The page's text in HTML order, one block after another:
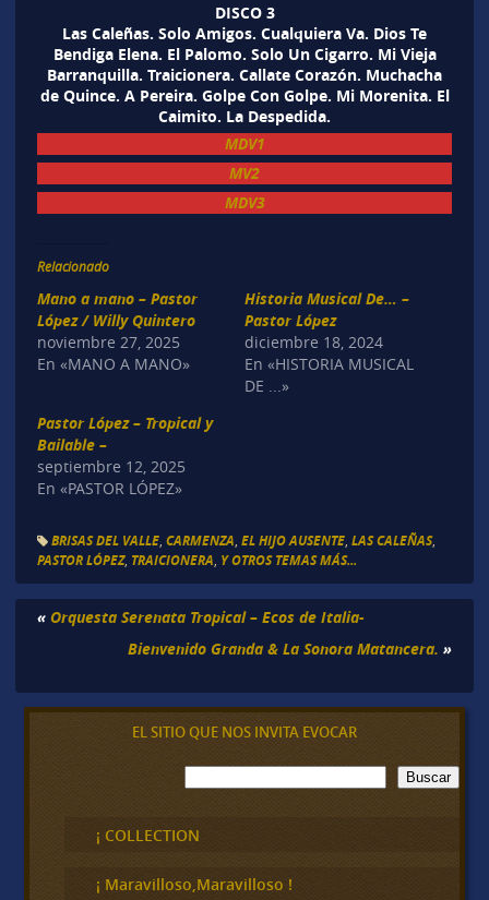
DISCO 3
Las Caleñas. Solo Amigos. Cualquiera Va. Dios Te
Bendiga Elena. El Palomo. Solo Un Cigarro. Mi Vieja
Barranquilla. Traicionera. Callate Corazón. Muchacha
de Quince. A Pereira. Golpe Con Golpe. Mi Morenita. El
Caimito. La Despedida.
MDV1
MV2
MDV3
Relacionado
Mano a mano – Pastor
López / Willy Quintero
noviembre 27, 2025
En «MANO A MANO»
Historia Musical De… –
Pastor López
diciembre 18, 2024
En «HISTORIA MUSICAL
DE ...»
Pastor López – Tropical y
Bailable –
septiembre 12, 2025
En «PASTOR LÓPEZ»
BRISAS DEL VALLE, CARMENZA EL HIJO AUSENTE, LAS CALEÑAS,
PASTOR LÓPEZ, TRAICIONERA Y OTROS TEMAS MÁS...
« Orquesta Serenata Tropical – Ecos de Italia-
Bienvenido Granda & La Sonora Matancera. »
EL SITIO QUE NOS INVITA EVOCAR
B
u
c
a
Buscar
¡ COLLECTION
¡ Maravilloso,Maravilloso !